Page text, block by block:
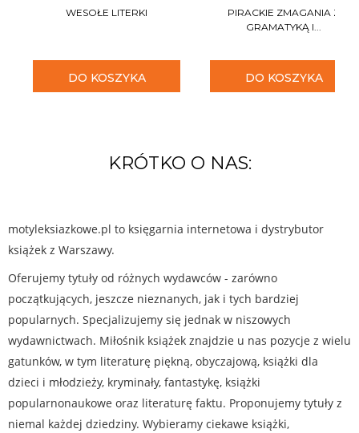
WESOŁE LITERKI
DO KOSZYKA
PIRACKIE ZMAGANIA Z
GRAMATYKĄ I...
DO KOSZYKA
KRÓTKO O NAS:
motyleksiazkowe.pl to księgarnia internetowa i dystrybutor
książek z Warszawy.
Oferujemy tytuły od różnych wydawców - zarówno
początkujących, jeszcze nieznanych, jak i tych bardziej
popularnych. Specjalizujemy się jednak w niszowych
wydawnictwach. Miłośnik książek znajdzie u nas pozycje z wielu
gatunków, w tym literaturę piękną, obyczajową, książki dla
dzieci i młodzieży, kryminały, fantastykę, książki
popularnonaukowe oraz literaturę faktu. Proponujemy tytuły z
niemal każdej dziedziny. Wybieramy ciekawe książki,